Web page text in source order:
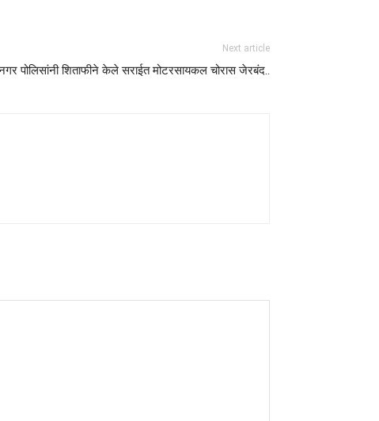
Next article
पोलिसांनी शिताफीने केले सराईत मोटरसायकल चोरास जेरबंद..